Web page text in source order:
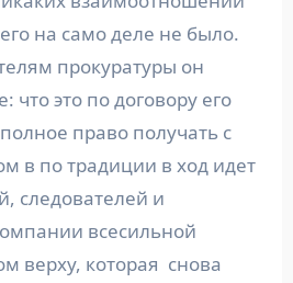
на само деле не было.
прокуратуры он
что это по договору его
право получать с
в по традиции в ход идет
следователей и
всесильной
верху, которая снова